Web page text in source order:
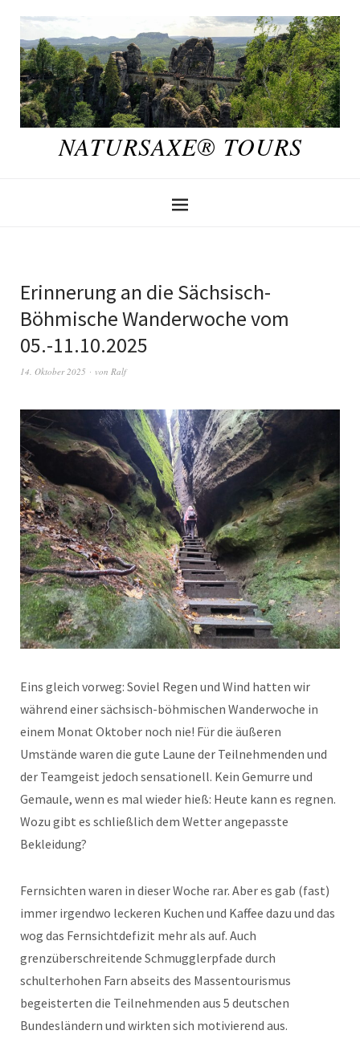
NATURSAXE® TOURS
Erinnerung an die Sächsisch-
Böhmische Wanderwoche vom
05.-11.10.2025
14. Oktober 2025 von Ralf
Eins gleich vorweg: Soviel Regen und Wind hatten wir
während einer sächsisch-böhmischen Wanderwoche in
einem Monat Oktober noch nie! Für die äußeren
Umstände waren die gute Laune der Teilnehmenden und
der Teamgeist jedoch sensationell. Kein Gemurre und
Gemaule, wenn es mal wieder hieß: Heute kann es regnen.
Wozu gibt es schließlich dem Wetter angepasste
Bekleidung?
Fernsichten waren in dieser Woche rar. Aber es gab (fast)
immer irgendwo leckeren Kuchen und Kaffee dazu und das
wog das Fernsichtdefizit mehr als auf. Auch
grenzüberschreitende Schmugglerpfade durch
schulterhohen Farn abseits des Massentourismus
begeisterten die Teilnehmenden aus 5 deutschen
Bundesländern und wirkten sich motivierend aus.